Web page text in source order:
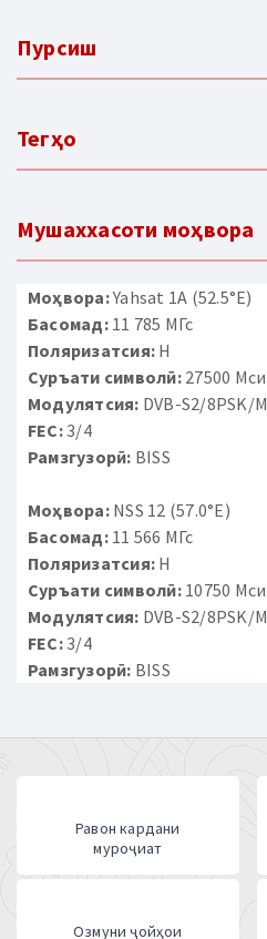
Пурсиш
Тегҳо
Мушаххасоти моҳвора
Моҳвора:Yahsat 1A (52.5°E)
Басомад:11 785 МГс
Поляризатсия: H
Суръати символӣ:27500
Модулятсия: DVB-S2/8PSK/
FEC:3/4
Рамзгузорӣ: BISS
Моҳвора:NSS 12 (57.0°E)
Басомад:11 566 МГс
Поляризатсия: H
Суръати символӣ:10750
Модулятсия: DVB-S2/8PSK/
FEC:3/4
Рамзгузорӣ: BISS
Равон кардани
муроҷиат
Озмуни ҷойҳои